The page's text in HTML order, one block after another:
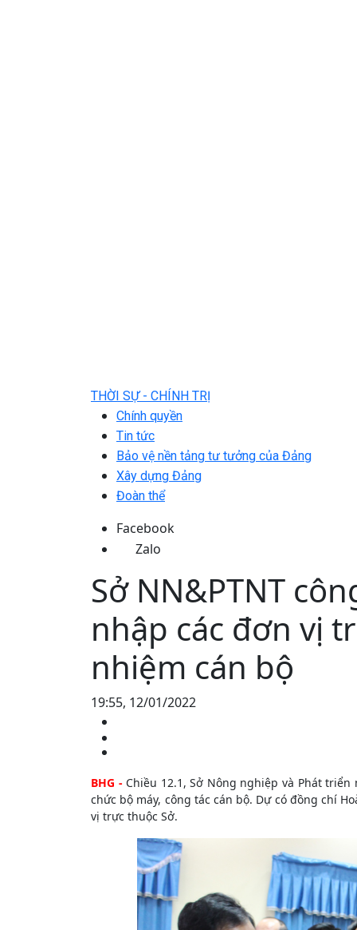
THỜI SỰ - CHÍNH TRỊ
Chính quyền
Tin tức
Bảo vệ nền tảng tư tưởng của Đảng
Xây dựng Đảng
Đoàn thể
Facebook
Zalo
Sở NN&PTNT
nhập các đơn vị
nhiệm cán bộ
19:55, 12/01/2022
BHG -Chiều 12.1, Sở Nông nghiệp và Phát triển
chức bộ máy, công tác cán bộ. Dự có đồng chí
vị trực thuộc Sở.